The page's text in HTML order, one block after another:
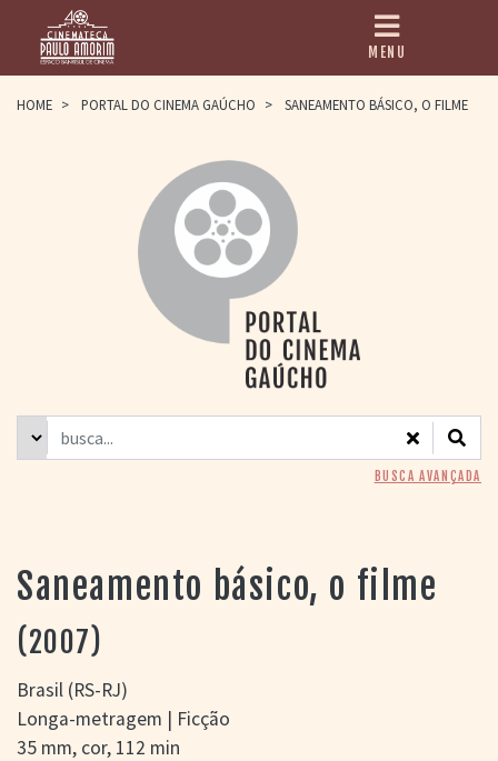
HOME
PAULO AMORIM
> HISTÓRIA
> HOMENAGEADOS
> EQUIPE
> ASSOCIAÇÃO DOS
> BIBLIOTECA
ROMEU GRIMALDI
CARTAZ
> GRADE SEMANAL
> PREÇOS E
CINEMA GAÚCHO
> APRESENTAÇÃO
> BUSCA AVANÇADA
> LISTA DE FILMES
> FILMOGRAFIAS DE
CINEASTAS
> DISCOGRAFIAS
MENU
HOME > PORTAL DO CINEMA GAÚCHO > SANEAMENTO BÁSICO, O FILME
BUSCA AVANÇADA
Saneamento básico, o filme
(2007)
Brasil (RS-RJ)
Longa-metragem | Ficção
35 mm, cor, 112 min